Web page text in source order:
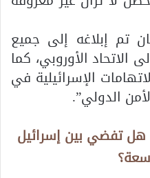
تم إبلاغه إلى جميع
الاتحاد الأوروبي، كما
الإسرائيلية في
الدولي”.
هل تفضي بين إسرائيل